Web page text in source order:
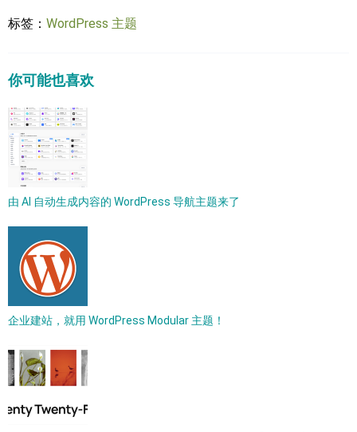
标签： WordPress 主题
你可能也喜欢
由 AI 自动生成内容的 WordPress 导航主题来了
企业建站，就用 WordPress Modular 主题！